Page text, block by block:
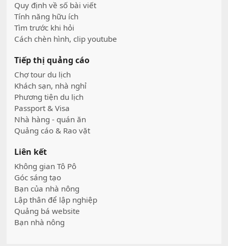
Quy định về số bài viết
Tính năng hữu ích
Tìm trước khi hỏi
Cách chèn hình, clip youtube
Tiếp thị quảng cáo
Chợ tour du lịch
Khách sạn, nhà nghỉ
Phương tiện du lịch
Passport & Visa
Nhà hàng - quán ăn
Quảng cáo & Rao vặt
Liên kết
Không gian Tô Pô
Góc sáng tạo
Bạn của nhà nông
Lập thân để lập nghiệp
Quảng bá website
Bạn nhà nông